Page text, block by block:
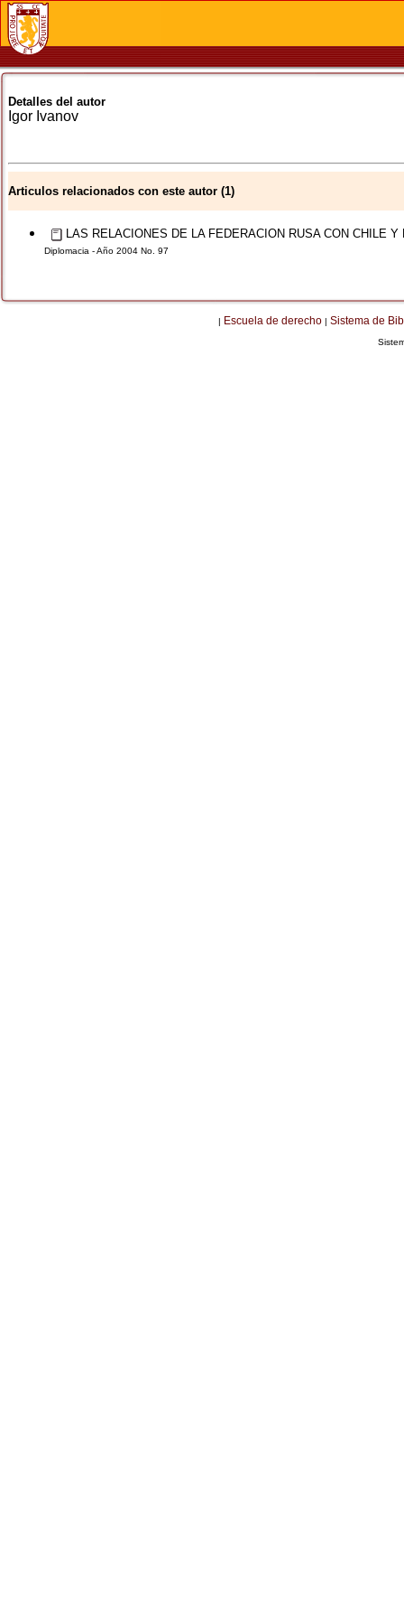
Detalles del autor
Igor Ivanov
Articulos relacionados con este autor (1)
LAS RELACIONES DE LA FEDERACION RUSA CON CHILE
Diplomacia - Año 2004 No. 97
| Escuela de derecho | Sistema de